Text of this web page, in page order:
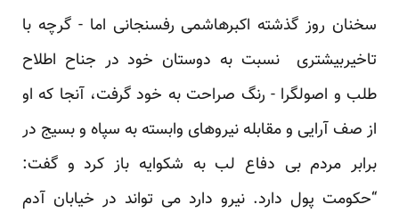
سخنان روز گذشته اکبرهاشمی رفسنجانی اما - گرچه با
تاخیربیشتری نسبت به دوستان خود در جناح اطلاح
طلب و اصولگرا - رنگ صراحت به خود گرفت، آنجا که او
از صف آرایی و مقابله نیروهای وابسته به سپاه و بسیج در
برابر مردم بی دفاع لب به شکوایه باز کرد و گفت:
“حکومت پول دارد. نیرو دارد می تواند در خیابان آدم